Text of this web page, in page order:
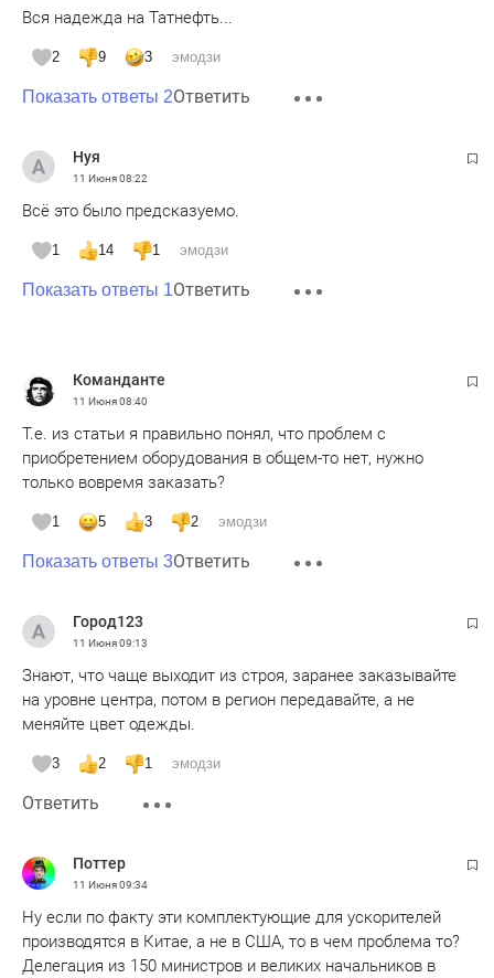
Вся надежда на Татнефть...
2 9 3 эмодзи
Показать ответы 2Ответить
Нуя
11 Июня08:22
Всё это было предсказуемо.
1 14 1 эмодзи
Показать ответы 1Ответить
Команданте
11 Июня08:40
Т.е. из статьи я правильно понял, что проблем с
приобретением оборудования в общем-то нет, нужно
только вовремя заказать?
1 5 3 2 эмодзи
Показать ответы 3Ответить
Город123
11 Июня09:13
Знают, что чаще выходит из строя, заранее заказывайте
на уровне центра, потом в регион передавайте, а не
меняйте цвет одежды.
3 2 1 эмодзи
Ответить
Поттер
11 Июня09:34
Ну если по факту эти комплектующие для ускорителей
производятся в Китае, а не в США, то в чем проблема то?
Делегация из 150 министров и великих начальников в